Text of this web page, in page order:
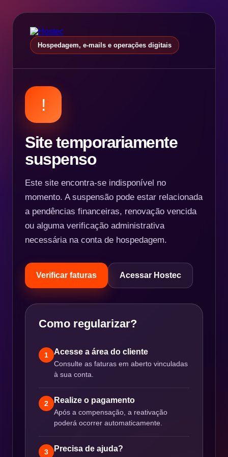
Hospedagem, e-mails e operações digitais
!
Site temporariamente
suspenso
Este site encontra-se indisponível no
momento. A suspensão pode estar relacionada
a pendências financeiras, renovação vencida
ou alguma verificação administrativa
necessária na conta de hospedagem.
Verificar faturas Acessar Hostec
Como regularizar?
1 Acesse a área do cliente
Consulte as faturas em aberto vinculadas
à sua conta.
2 Realize o pagamento
Após a compensação, a reativação
poderá ocorrer automaticamente.
3 Precisa de ajuda?